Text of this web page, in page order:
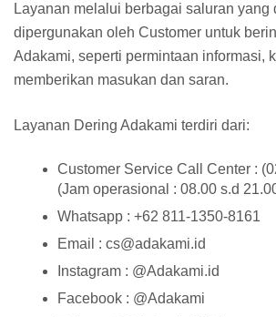
Layanan melalui berbagai saluran yang
dipergunakan oleh Customer untuk
Adakami, seperti permintaan informasi,
memberikan masukan dan saran.
Layanan Dering Adakami terdiri dari:
Customer Service Call Center :
(Jam operasional : 08.00 s.d
Whatsapp : +62 811-1350-8161
Email : cs@adakami.id
Instagram : @Adakami.id
Facebook : @Adakami